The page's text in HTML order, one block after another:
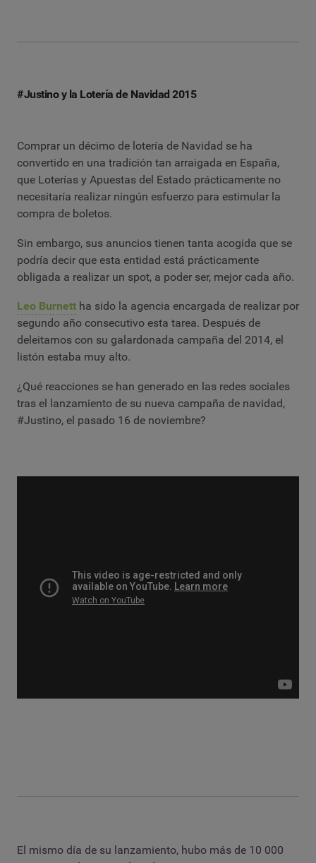
#Justino y la Lotería de Navidad 2015
Comprar un décimo de lotería de Navidad se ha
convertido en una tradición tan arraigada en España,
que Loterías y Apuestas del Estado prácticamente no
necesitaría realizar ningún esfuerzo para estimular la
compra de boletos.
Sin embargo, sus anuncios tienen tanta acogida que se
podría decir que esta entidad está prácticamente
obligada a realizar un spot, a poder ser, mejor cada año.
Leo Burnett ha sido la agencia encargada de realizar por
segundo año consecutivo esta tarea. Después de
deleitarnos con su galardonada campaña del 2014, el
listón estaba muy alto.
¿Qué reacciones se han generado en las redes sociales
tras el lanzamiento de su nueva campaña de navidad,
#Justino, el pasado 16 de noviembre?
El mismo día de su lanzamiento, hubo más de 10 000